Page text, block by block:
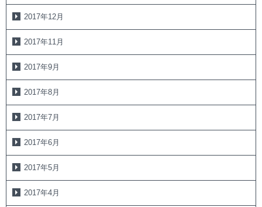
2017年12月
2017年11月
2017年9月
2017年8月
2017年7月
2017年6月
2017年5月
2017年4月